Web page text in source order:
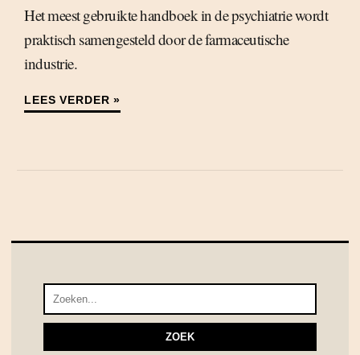
Het meest gebruikte handboek in de psychiatrie wordt
praktisch samengesteld door de farmaceutische
industrie.
LEES VERDER »